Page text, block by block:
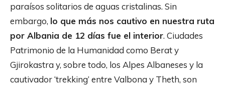
paraísos solitarios de aguas cristalinas. Sin
embargo, lo que más nos cautivo en nuestra ruta
por Albania de 12 días fue el interior. Ciudades
Patrimonio de la Humanidad como Berat y
Gjirokastra y, sobre todo, los Alpes Albaneses y la
cautivador ‘trekking’ entre Valbona y Theth, son